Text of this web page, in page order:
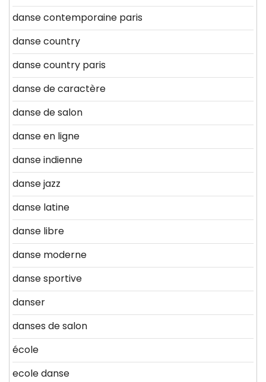
danse contemporaine paris
danse country
danse country paris
danse de caractère
danse de salon
danse en ligne
danse indienne
danse jazz
danse latine
danse libre
danse moderne
danse sportive
danser
danses de salon
école
ecole danse